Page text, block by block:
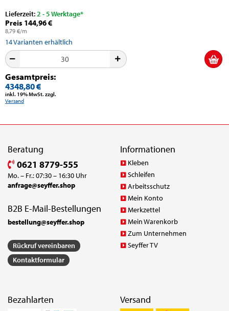
Lieferzeit: 2 - 5 Werktage*
Preis 144,96 €
8,79 €/m
14Varianten erhältlich
Gesamtpreis:
4348,80 €
inkl. 19% MwSt. zzgl.
Versand
Beratung
0621 8779-555
Mo. – Fr.: 07:30 – 16:30 Uhr
anfrage@seyffer.shop
B2B E-Mail-Bestellungen
bestellung@seyffer.shop
Rückruf vereinbaren
Kontaktformular
Informationen
Kleben
Schleifen
Arbeitsschutz
Mein Konto
Merkzettel
Mein Warenkorb
Zum Unternehmen
Seyffer TV
Bezahlarten Versand